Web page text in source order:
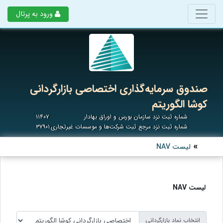
ورود به پرتال
صندوق سرمایه‌گذاری اختصاصی بازارگردانی
کوشا الگوریتم
شماره ثبت نزد سازمان بورس و اوراق بهادار
۱۱۴۰۷
شماره ثبت نزد مرجع ثبت شرکت‌ها و موسسات غیرتجاری۳۷۹۰۱
لیست NAV
لیست NAV
انتخاب نماد بازارگردانی